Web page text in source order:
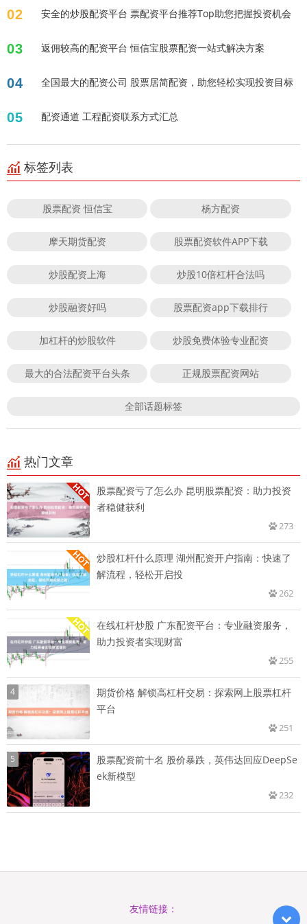
02 安全的炒股配资平台 票配资平台推荐Top助您把握投资机会
03 返佣较高的配资平台 恒信宝股票配资一站式解决方案
04 全国最大的配资公司 股票居简配资，助您轻松实现投资目标
05 配资通道 工程配资联系方式汇总
标签列表
股票配资 恒信宝 杨方配资
摩天期货配资 股票配资软件APP下载
炒股配资上海 炒股10倍杠杆合法吗
炒股融资好吗 股票配资app下载排行
加杠杆的炒股软件 炒股免费体验专业配资
最大的合法配资平台头条 正规股票配资网站
全部话题标签
热门文章
股票配资亏了怎么办 昆明股票配资：助力投资
者稳健获利
273
炒股杠杆什么原理 湖州配资开户指南：快速了
解流程，轻松开启投
262
在线杠杆炒股 广东配资平台：专业融资服务，
助力投资者实现财富
255
4
期货价格 解锁高杠杆交易：探索网上股票杠杆
平台
251
5
股票配资前十名 股价暴跌，英伟达回应DeepSe
ek新模型
232
友情链接：